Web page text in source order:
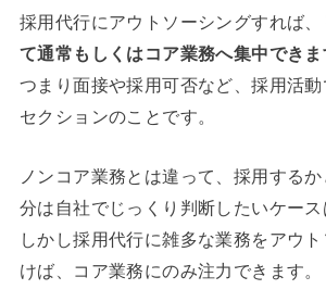
採用代行にアウトソーシングすれば、
て通常もしくはコア業務へ集中できま
つまり面接や採用可否など、採用活
セクションのことです。
ノンコア業務とは違って、採用する
分は自社でじっくり判断したいケース
しかし採用代行に雑多な業務をアウ
けば、コア業務にのみ注力できます。